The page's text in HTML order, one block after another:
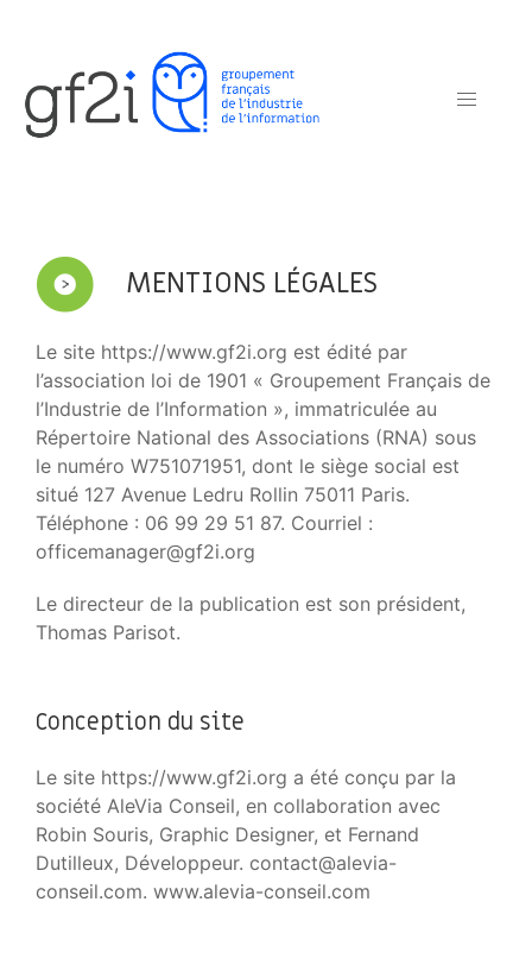
MENTIONS LÉGALES
Le site https://www.gf2i.org est édité par
l’association loi de 1901 « Groupement Français de
l’Industrie de l’Information », immatriculée au
Répertoire National des Associations (RNA) sous
le numéro W751071951, dont le siège social est
situé 127 Avenue Ledru Rollin 75011 Paris.
Téléphone : 06 99 29 51 87. Courriel :
officemanager@gf2i.org
Le directeur de la publication est son président,
Thomas Parisot.
Conception du site
Le site https://www.gf2i.org a été conçu par la
société AleVia Conseil, en collaboration avec
Robin Souris, Graphic Designer, et Fernand
Dutilleux, Développeur. contact@alevia-
conseil.com. www.alevia-conseil.com